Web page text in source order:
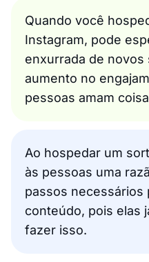
Quando você
Instagram, pode
enxurrada de novos
aumento no
pessoas amam
Ao hospedar um
às pessoas uma
passos necessários
conteúdo, pois elas
fazer isso.